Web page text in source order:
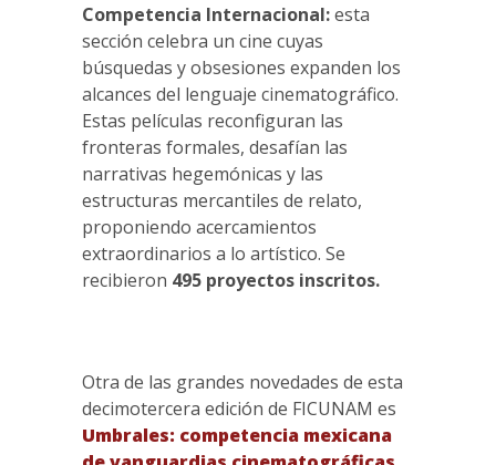
Competencia Internacional:esta
sección celebra un cine cuyas
búsquedas y obsesiones expanden los
alcances del lenguaje cinematográfico.
Estas películas reconfiguran las
fronteras formales, desafían las
narrativas hegemónicas y las
estructuras mercantiles de relato,
proponiendo acercamientos
extraordinarios a lo artístico. Se
recibieron 495 proyectos inscritos.
Otra de las grandes novedades de esta
decimotercera edición de FICUNAM es
Umbrales: competencia mexicana